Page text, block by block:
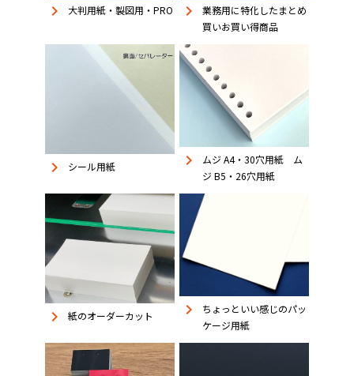
keyboard_arrow_right 大判用紙・製図用・PRO keyboard_arrow_right
業務用に特化したまとめ
買いお買い得商品
keyboard_arrow_right シール用紙 keyboard_arrow_right
ムジ A4・30穴用紙 ム
ジ B5・26穴用紙
keyboard_arrow_right 紙のオーダーカット keyboard_arrow_right
ちょっといい感じのパッ
ケージ用紙